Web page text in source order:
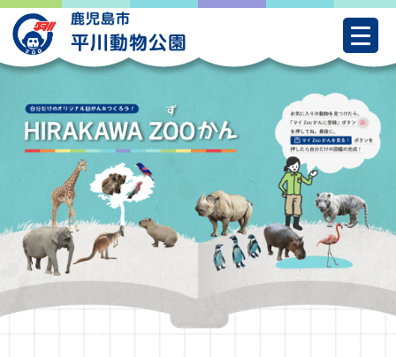
Skip
to
content
鹿児島市
平川動物公園